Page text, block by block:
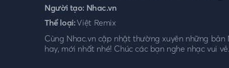
Người tạo: Nhac.vn
Thể loại:Việt Remix
Cùng Nhac.vn cập nhật thường xuyên những
hay, mới nhất nhé! Chúc các bạn nghe nhạc vui